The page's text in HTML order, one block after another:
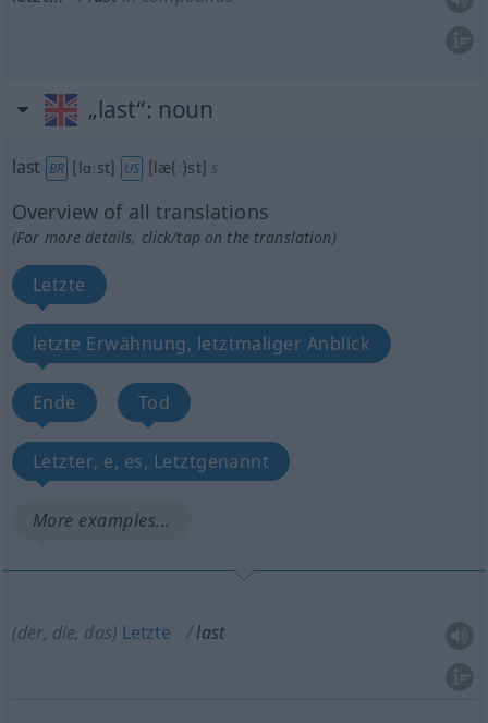
„last“: noun
last BR [lɑːst] US [læ(ː)st] s
Overview of all translations
(For more details, click/tap on the translation)
Letzte
letzte Erwähnung, letztmaliger Anblick
Ende Tod
Letzter, e, es, Letztgenannt
More examples...
(der, die, das) Letzte last